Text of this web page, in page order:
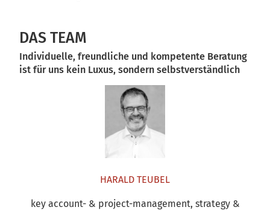
DAS TEAM
Individuelle, freundliche und kompetente Beratung
ist für uns kein Luxus, sondern selbstverständlich
HARALD TEUBEL
key account- & project-management, strategy &